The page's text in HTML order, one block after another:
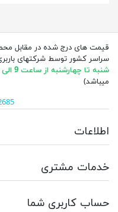
قیمت های درج شده در مقابل
سراسر کشور توسط شرکتهای
شنبه تا چهارشنبه از ساعت 9 الی 17
میباشد)
اطلاعات
خدمات مشتری
حساب کاربری شما